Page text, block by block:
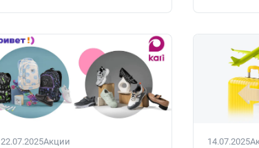
22.07.2025Акции 14.07.2025